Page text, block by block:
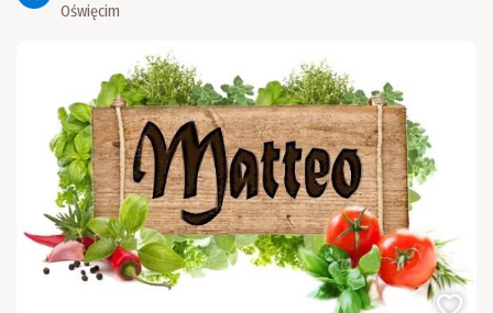
Oświęcim